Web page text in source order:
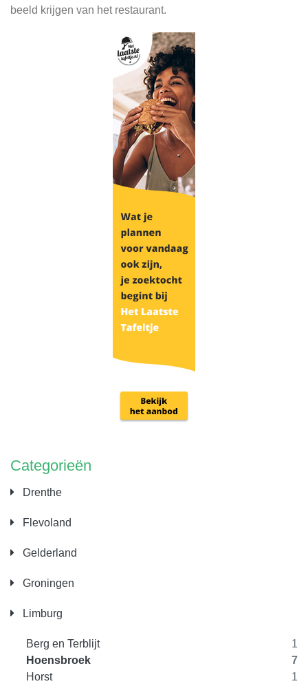
Categorieën
Drenthe
Flevoland
Gelderland
Groningen
Limburg
Berg en Terblijt
1
Hoensbroek
7
Horst
1
beeld krijgen van het restaurant.